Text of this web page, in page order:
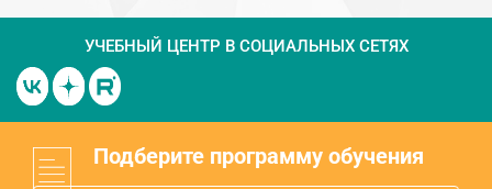
УЧЕБНЫЙ ЦЕНТР В СОЦИАЛЬНЫХ СЕТЯХ
Подберите программу обучения